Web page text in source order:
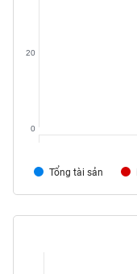
Tổng tài sản
0
20
YẾU
TIÊU
THIẾT